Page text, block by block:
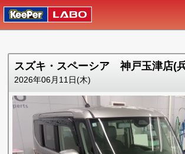
スズキ・スペーシア 神戸玉津店(
2026年06月11日(木)